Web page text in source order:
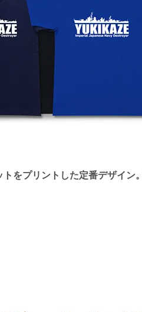
をプリントした定番デザイ